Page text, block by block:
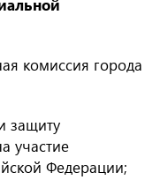
комиссия города
защиту
участие
Федерации;